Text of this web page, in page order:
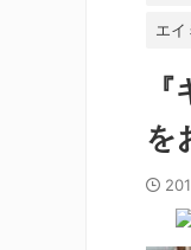
エイ
を